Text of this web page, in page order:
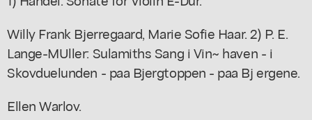
Willy Frank Bjerregaard, Marie Sofie Haar. 2) P. E.
Lange-MUller: Sulamiths Sang i Vin~ haven - i
Skovduelunden - paa Bjergtoppen - paa Bj ergene.
Ellen Warlov.